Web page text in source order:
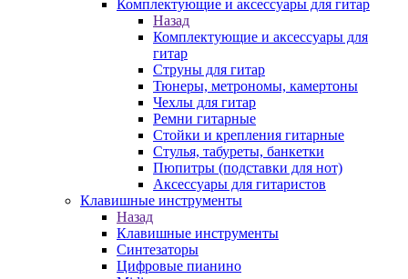
Комплектующие и аксессуары для гитар
Назад
Комплектующие и аксессуары для
гитар
Струны для гитар
Тюнеры, метрономы, камертоны
Чехлы для гитар
Ремни гитарные
Стойки и крепления гитарные
Стулья, табуреты, банкетки
Пюпитры (подставки для нот)
Аксессуары для гитаристов
Клавишные инструменты
Назад
Клавишные инструменты
Синтезаторы
Цифровые пианино